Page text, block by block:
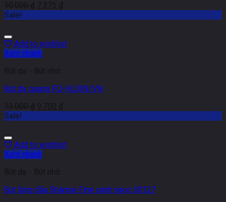
10.000₫ 7.375 ₫
Sale!
Add to wishlist
Xem nhanh
Bút dạ - Bút nhớ
Bút dạ quang FO-HL009/VN
13.000₫ 9.750 ₫
Sale!
Add to wishlist
Xem nhanh
Bút dạ - Bút nhớ
Bút lông dầu Sharpie Fine xanh ngọc 30127